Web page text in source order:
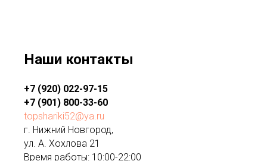
Наши контакты
+7 (920) 022-97-15
+7 (901) 800-33-60
topshariki52@ya.ru
г. Нижний Новгород,
ул. А. Хохлова 21
Время работы: 10:00-22:00